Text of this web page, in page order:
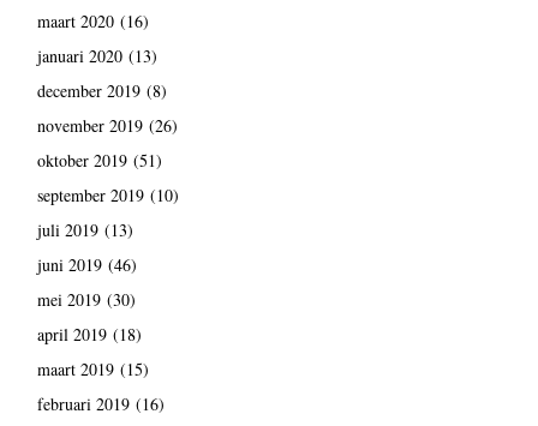
maart 2020(16)
januari 2020(13)
december 2019(8)
november 2019(26)
oktober 2019(51)
september 2019(10)
juli 2019(13)
juni 2019(46)
mei 2019(30)
april 2019(18)
maart 2019(15)
februari 2019(16)